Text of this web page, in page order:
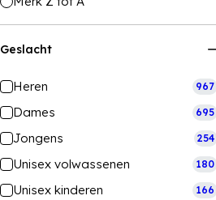
Geslacht
Heren 967
Dames 695
Jongens 254
Unisex volwassenen 180
Unisex kinderen 166